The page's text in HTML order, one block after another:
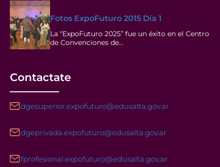
Fotos ExpoFuturo 2015 Día 1
La “ExpoFuturo 2025” fue un éxito en el Centro
de Convenciones de…
Contactate
dgesuperior.expofuturo@edusalta.gov.ar
dgeprivada.expofuturo@edusalta.gov.ar
fprofesional.expofuturo@edusalta.gov.ar